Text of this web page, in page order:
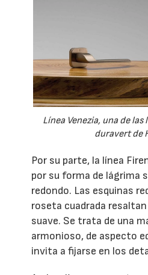
Línea Venezia, una de
duravert de
Por su parte, la línea
por su forma de lágrima
redondo. Las esquinas
roseta cuadrada
suave. Se trata de una
armonioso, de aspecto
invita a fijarse en los